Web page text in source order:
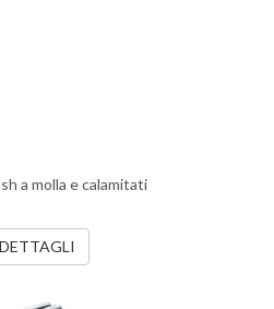
a molla e calamitati